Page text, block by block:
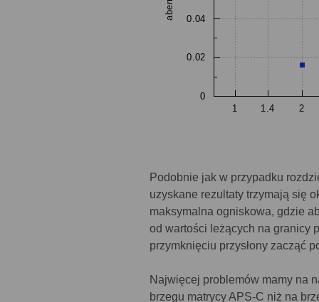
Podobnie jak w przypadku
uzyskane rezultaty trzymają się
maksymalna ogniskowa, gdzie
od wartości leżących na granicy
przymknięciu przysłony zacząć
Najwięcej problemów mamy na
brzegu matrycy APS-C niż na